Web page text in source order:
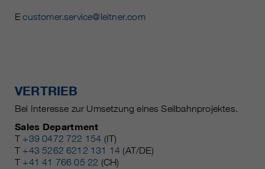
Ecustomer.service@leitner.com
VERTRIEB
Bei Interesse zur Umsetzung eines Seilbahnprojektes.
Sales Department
T +39 0472 722 154 (IT)
T +43 5262 6212 131 14 (AT/DE)
T +41 41 766 05 22 (CH)